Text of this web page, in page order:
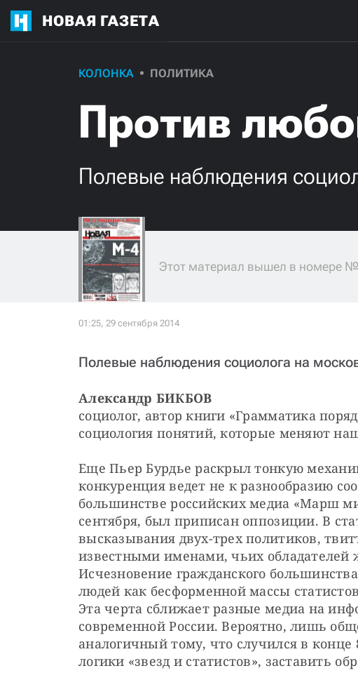
НОВАЯ ГАЗЕТА
КОЛОНКА ПОЛИТИКА
Против
Полевые наблюдения
Этот материал вышел в номере №
Полевые наблюдения социолога на
Александр БИКБОВ
социолог, автор книги «Грамматика
социология понятий, которые меняют
Еще Пьер Бурдье раскрыл тонкую
конкуренция ведет не к разнообразию
большинстве российских медиа «Марш
сентября, был приписан оппозиции. В
высказывания двух-трех политиков,
известными именами, чьих обладателей
Исчезновение гражданского
людей как бесформенной массы
Эта черта сближает разные медиа на
современной России. Вероятно, лишь
аналогичный тому, что случился в
логики «звезд и статистов», заставить